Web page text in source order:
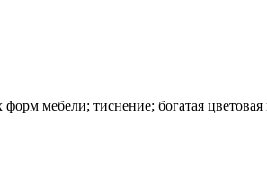
мебели; тиснение; богатая